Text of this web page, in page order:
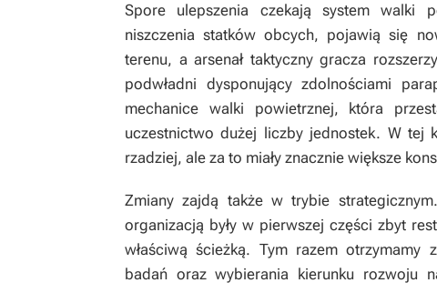
Spore ulepszenia czekają system walki
niszczenia statków obcych, pojawią się
terenu, a arsenał taktyczny gracza
podwładni dysponujący zdolnościami
mechanice walki powietrznej, która
uczestnictwo dużej liczby jednostek. W tej
rzadziej, ale za to miały znacznie większe
Zmiany zajdą także w trybie
organizacją były w pierwszej części zbyt
właściwą ścieżką. Tym razem
badań oraz wybierania kierunku rozwoju